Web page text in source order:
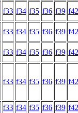
f33 f34 f35 f36 f39 f42
f33 f34 f35 f36 f39 f42
f33 f34 f35 f36 f39 f42
f33 f34 f35 f36 f39 f42
f33 f34 f35 f36 f39 f42